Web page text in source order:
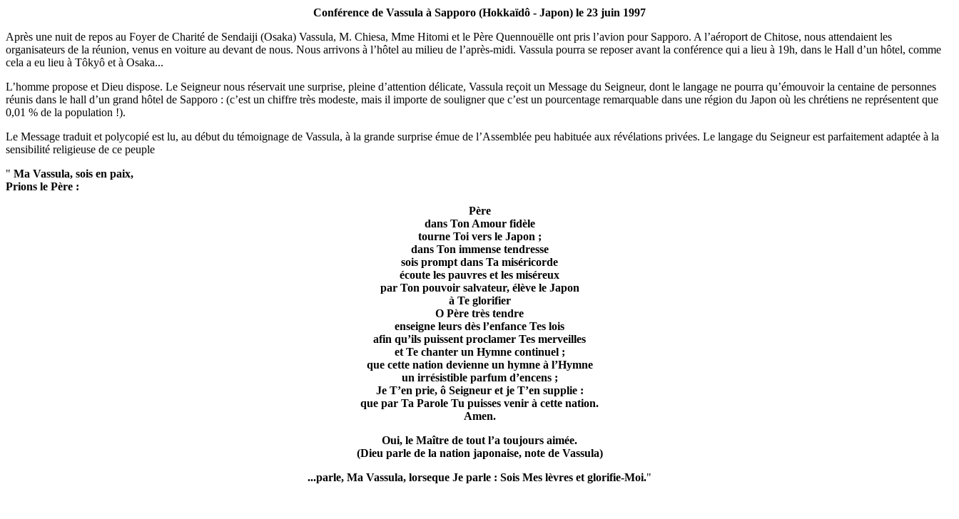
Conférence de Vassula à Sapporo (Hokkaïdô - Japon) le 23 juin 1997
Après une nuit de repos au Foyer de Charité de Sendaiji (Osaka) Vassula, M. Chiesa, Mme Hitomi et le Père Quennouëlle ont pris l’avion pour Sapporo. A l’aéroport de Chitose, nous attendaient les
organisateurs de la réunion, venus en voiture au devant de nous. Nous arrivons à l’hôtel au milieu de l’après-midi. Vassula pourra se reposer avant la conférence qui a lieu à 19h, dans le Hall d’un hôtel, comme
cela a eu lieu à Tôkyô et à Osaka...
L’homme propose et Dieu dispose. Le Seigneur nous réservait une surprise, pleine d’attention délicate, Vassula reçoit un Message du Seigneur, dont le langage ne pourra qu’émouvoir la centaine de personnes
réunis dans le hall d’un grand hôtel de Sapporo : (c’est un chiffre très modeste, mais il importe de souligner que c’est un pourcentage remarquable dans une région du Japon où les chrétiens ne représentent que
0,01 % de la population !).
Le Message traduit et polycopié est lu, au début du témoignage de Vassula, à la grande surprise émue de l’Assemblée peu habituée aux révélations privées. Le langage du Seigneur est parfaitement adaptée à la
sensibilité religieuse de ce peuple
" Ma Vassula, sois en paix,
Prions le Père :
Père
dans Ton Amour fidèle
tourne Toi vers le Japon ;
dans Ton immense tendresse
sois prompt dans Ta miséricorde
écoute les pauvres et les miséreux
par Ton pouvoir salvateur, élève le Japon
à Te glorifier
O Père très tendre
enseigne leurs dès l’enfance Tes lois
afin qu’ils puissent proclamer Tes merveilles
et Te chanter un Hymne continuel ;
que cette nation devienne un hymne à l’Hymne
un irrésistible parfum d’encens ;
Je T’en prie, ô Seigneur et je T’en supplie :
que par Ta Parole Tu puisses venir à cette nation.
Amen.
Oui, le Maître de tout l’a toujours aimée.
(Dieu parle de la nation japonaise, note de Vassula)
...parle, Ma Vassula, lorseque Je parle : Sois Mes lèvres et glorifie-Moi."